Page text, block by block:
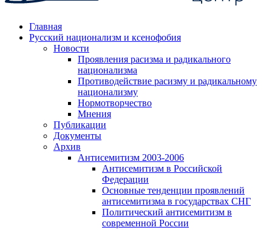
Главная
Русский национализм и ксенофобия
Новости
Проявления расизма и радикального
национализма
Противодействие расизму и радикальному
национализму
Нормотворчество
Мнения
Публикации
Документы
Архив
Антисемитизм 2003-2006
Антисемитизм в Российской
Федерации
Основные тенденции проявлений
антисемитизма в государствах СНГ
Политический антисемитизм в
современной России